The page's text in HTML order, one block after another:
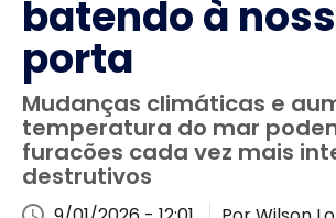
batendo à
porta
Mudanças climáticas e
temperatura do mar
furacões cada vez mais
destrutivos